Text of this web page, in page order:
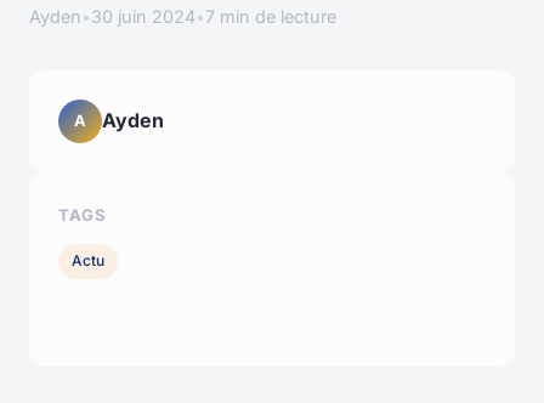
Ayden•30 juin 2024•7 min de lecture
A Ayden
TAGS
Actu